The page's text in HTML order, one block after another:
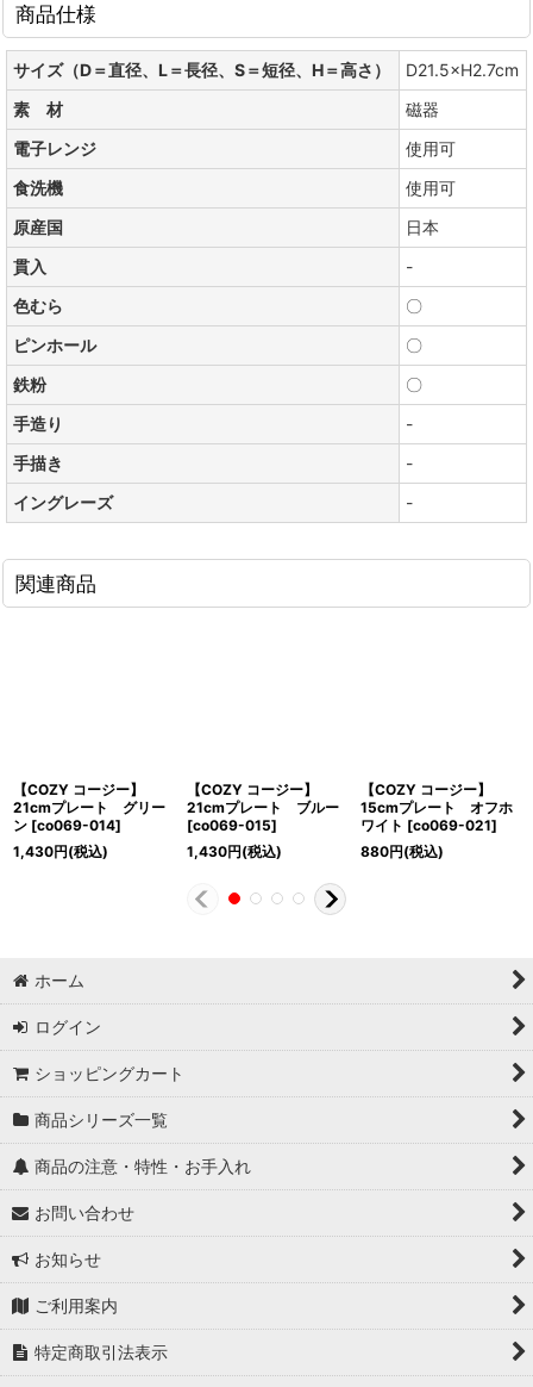
商品仕様
サイズ（D＝直径、L＝長径、S＝短径、H＝高さ）
D21.5×H2.7cm
素 材
磁器
電子レンジ
使用可
食洗機
使用可
原産国
日本
貫入
-
色むら
〇
ピンホール
〇
鉄粉
〇
手造り
-
手描き
-
イングレーズ
-
関連商品
【COZY コージー】
21cmプレート グリー
ン [co069-014]
1,430円(税込)
【COZY コージー】
21cmプレート ブルー
[co069-015]
1,430円(税込)
【COZY コージー】
15cmプレート オフホ
ワイト [co069-021]
880円(税込)
ホーム
ログイン
ショッピングカート
商品シリーズ一覧
商品の注意・特性・お手入れ
お問い合わせ
お知らせ
ご利用案内
特定商取引法表示